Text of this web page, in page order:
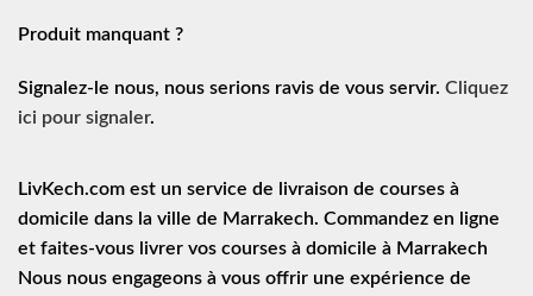
Produit manquant ?
Signalez-le nous, nous serions ravis de vous servir. Cliquez
ici pour signaler.
LivKech.com est un service de
livraison de courses à
domicile dans la ville de Marrakech. Commandez en ligne
et faites-vous livrer vos courses à domicile à Marrakech
Nous nous engageons à vous offrir une expérience de